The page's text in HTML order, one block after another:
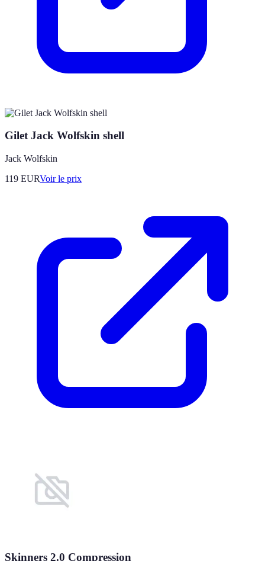
Gilet Jack Wolfskin shell
Jack Wolfskin
119 EURVoir le prix
Skinners 2.0 Compression